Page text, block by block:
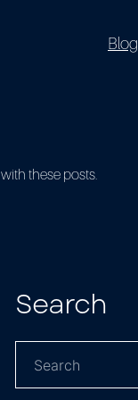
Blog
these posts.
Search